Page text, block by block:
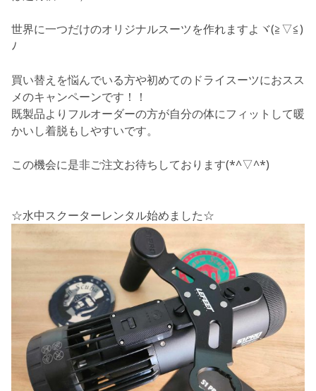
世界に一つだけのオリジナルスーツを作れますよヾ(≧▽≦)
ﾉ
買い替えを悩んでいる方や初めてのドライスーツにおスス
メのキャンペーンです！！
既製品よりフルオーダーの方が自分の体にフィットして暖
かいし着脱もしやすいです。
この機会に是非ご注文お待ちしております(*^▽^*)
☆水中スクーターレンタル始めました☆